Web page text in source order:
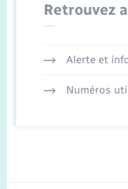
Retrouvez
Alerte et
Numéros